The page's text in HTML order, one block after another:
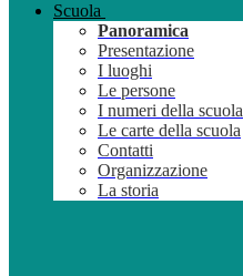
Scuola
Panoramica
Presentazione
I luoghi
Le persone
I numeri della scuola
Le carte della scuola
Contatti
Organizzazione
La storia